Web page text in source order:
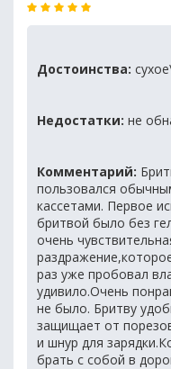
Достоинства:
Недостатки: не
Комментарий:
пользовался
кассетами. Первое
бритвой было без
очень
раз уже пробовал
удивило.Очень
не было. Бритву
защищает от
и шнур для
брать с собой в